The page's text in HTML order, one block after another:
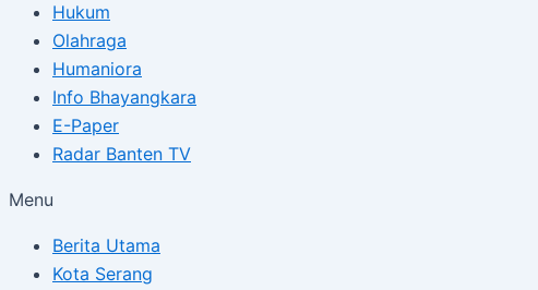
Hukum
Olahraga
Humaniora
Info Bhayangkara
E-Paper
Radar Banten TV
Menu
Berita Utama
Kota Serang